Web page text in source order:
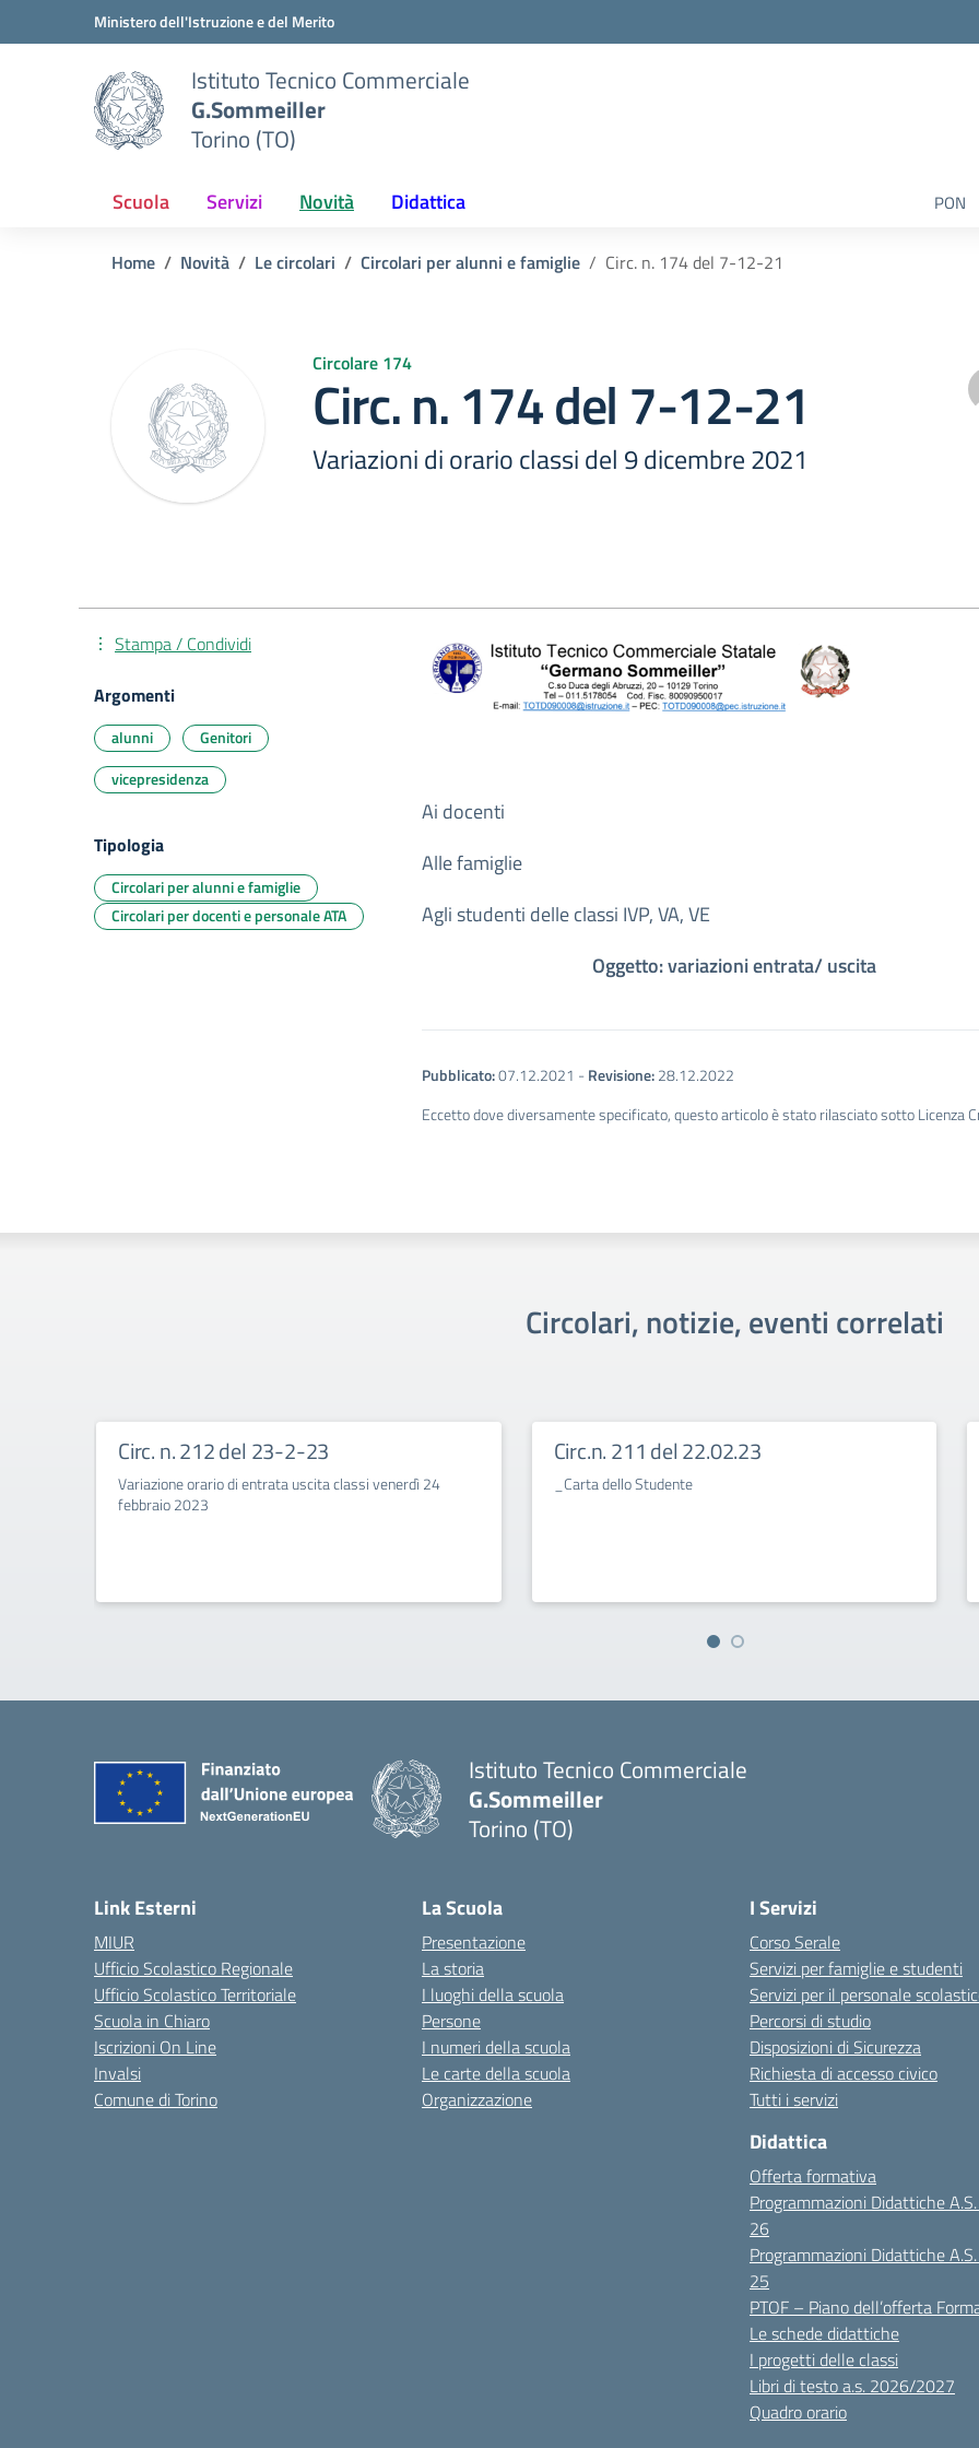
Vai ai contenuti
Vai al menu di navigazioneMinistero dell'Istruzione e del Merito
Istituto Tecnico Commerciale
G.Sommeiller
Torino (TO)
Scuola Servizi Novità Didattica PON
Home Novità Le circolari Circolari per alunni e famiglie Circ. n. 174 del 7-12-21
Circolare 174
Circ. n. 174 del 7-12-21
Variazioni di orario classi del 9 dicembre 2021
Ai docenti
Alle famiglie
Agli studenti delle classi IVP, VA, VE
Oggetto: variazioni entrata/ uscita
Pubblicato:07.12.2021 -Revisione:28.12.2022
Eccetto dove diversamente specificato, questo articolo è stato rilasciato sotto Licenza
Stampa / Condividi
Argomenti
alunni
Genitori
vicepresidenza
Tipologia
Circolari per alunni e famiglie
Circolari per docenti e personale ATA
Circolari, notizie, eventi correlati
Circ. n. 212 del 23-2-23
Variazione orario di entrata uscita classi venerdì 24
febbraio 2023
Circ.n. 211 del 22.02.23
_Carta dello Studente
Istituto Tecnico Commerciale
G.Sommeiller
Torino (TO)
Link Esterni
MIUR
Ufficio Scolastico Regionale
Ufficio Scolastico Territoriale
Scuola in Chiaro
Iscrizioni On Line
Invalsi
Comune di Torino
La Scuola
Presentazione
La storia
I luoghi della scuola
Persone
I numeri della scuola
Le carte della scuola
Organizzazione
I Servizi
Corso Serale
Servizi per famiglie e studenti
Servizi per il personale
Percorsi di studio
Disposizioni di Sicurezza
Richiesta di accesso civico
Tutti i servizi
Didattica
Offerta formativa
Programmazioni Didattiche
26
Programmazioni Didattiche
25
PTOF – Piano dell’offerta
Le schede didattiche
I progetti delle classi
Libri di testo a.s. 2026/2027
Quadro orario